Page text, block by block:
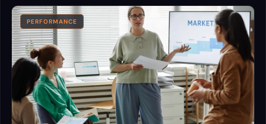
PERFORMANCE